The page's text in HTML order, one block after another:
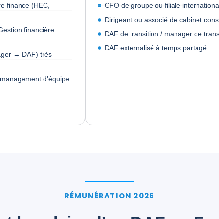
finance (HEC,
financière
→ DAF) très
d'équipe
CFO de groupe ou filiale
Dirigeant ou associé de cabinet
DAF de transition / manager de
DAF externalisé à temps partagé
RÉMUNÉRATION 2026